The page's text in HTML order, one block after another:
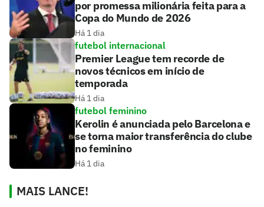
por promessa milionária feita para a
Copa do Mundo de 2026
Há 1 dia
futebol internacional
Premier League tem recorde de
novos técnicos em início de
temporada
Há 1 dia
futebol feminino
Kerolin é anunciada pelo Barcelona e
se torna maior transferência do clube
no feminino
Há 1 dia
MAIS LANCE!